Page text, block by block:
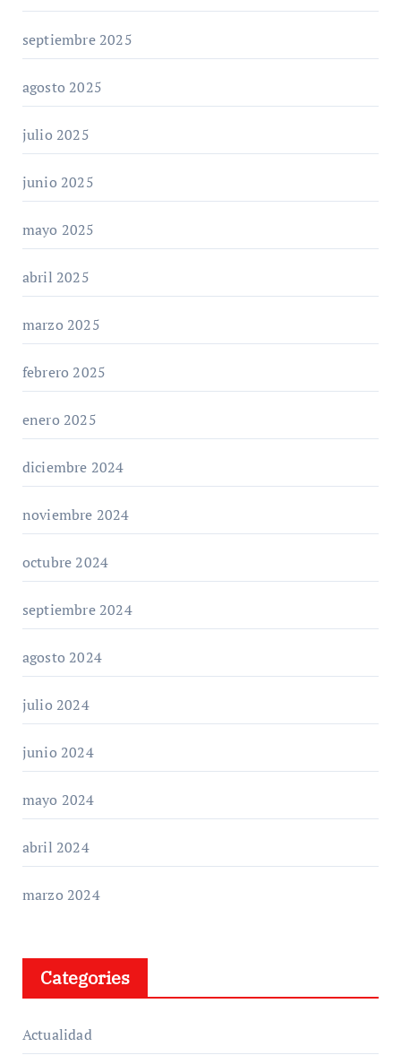
septiembre 2025
agosto 2025
julio 2025
junio 2025
mayo 2025
abril 2025
marzo 2025
febrero 2025
enero 2025
diciembre 2024
noviembre 2024
octubre 2024
septiembre 2024
agosto 2024
julio 2024
junio 2024
mayo 2024
abril 2024
marzo 2024
Categories
Actualidad